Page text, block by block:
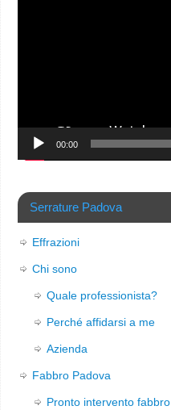
00:00
Serrature Padova
Effrazioni
Chi sono
Quale professionista?
Perché affidarsi a me
Azienda
Fabbro Padova
Pronto intervento fabbro